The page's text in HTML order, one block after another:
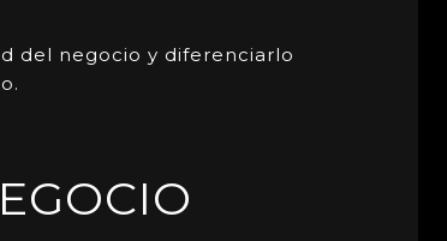
del negocio y diferenciarlo